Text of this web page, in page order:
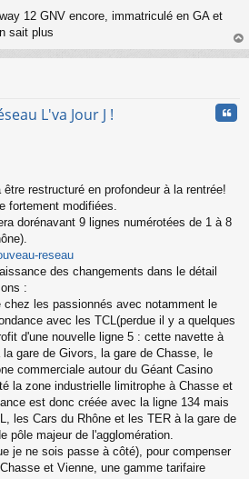
12 GNV encore, immatriculé en GA et
sait plus
au
L'va Jour J !
restructuré en profondeur à la rentrée!
fortement modifiées.
dorénavant 9 lignes numérotées de 1 à 8
reseau
des changements dans le détail
:
chez les passionnés avec notamment le
avec les TCL(perdue il y a quelques
d'une nouvelle ligne 5 : cette navette à
gare de Givors, la gare de Chasse, le
commerciale autour du Géant Casino
la zone industrielle limitrophe à Chasse et
est donc créée avec la ligne 134 mais
les Cars du Rhône et les TER à la gare de
pôle majeur de l'agglomération.
je ne sois passe à côté), pour compenser
et Vienne, une gamme tarifaire